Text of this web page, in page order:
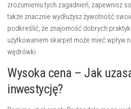
zrozumieniu tych zagadnień, zapewnisz
także znacznie wydłużysz żywotność
podkreślić, że znajomość dobrych
użytkowaniem skarpet może mieć wpływ
wędrówki.
Wysoka cena – Jak
inwestycję?